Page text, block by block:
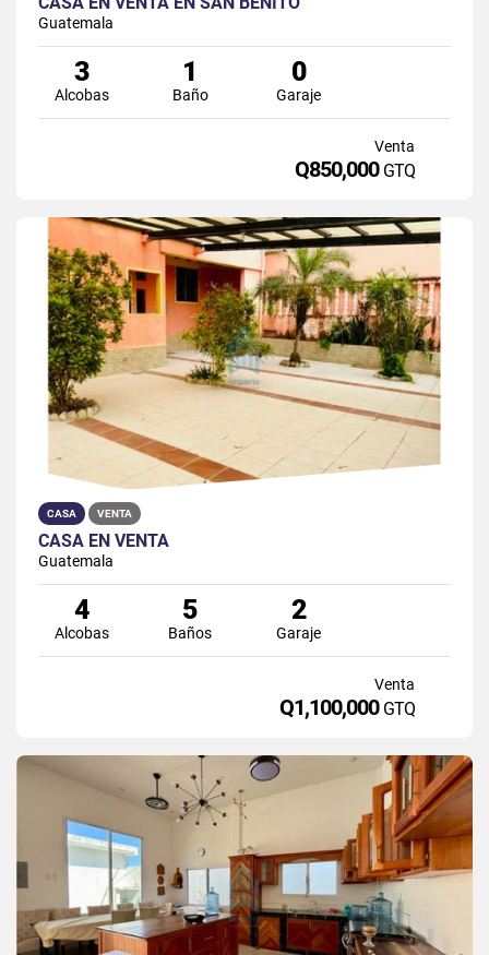
Guatemala
3
Alcobas
1
Baño
0
Garaje
Venta
Q850,000 GTQ
CASA VENTA
CASA EN VENTA
Guatemala
4
Alcobas
5
Baños
2
Garaje
Venta
Q1,100,000 GTQ